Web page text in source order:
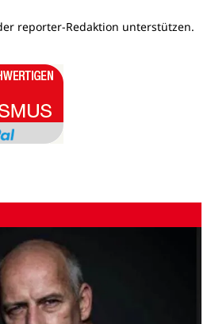
reporter-Redaktion unterstützen.